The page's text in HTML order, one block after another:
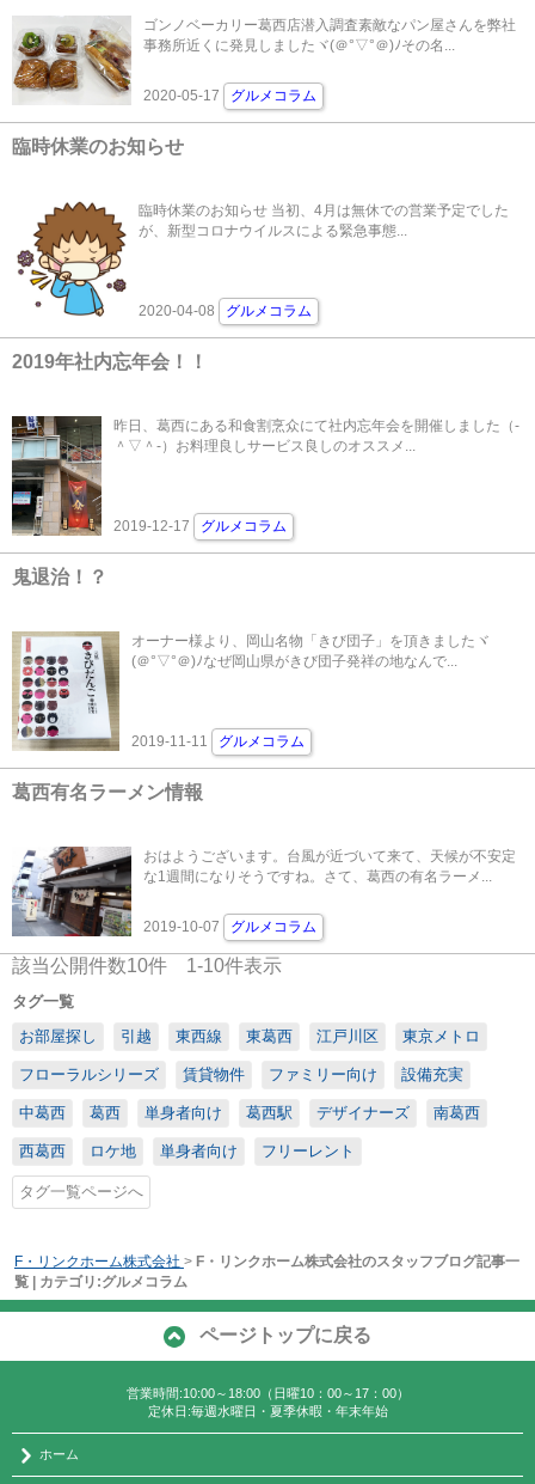
ゴンノベーカリー葛西店潜入調査素敵なパン屋さんを弊社
事務所近くに発見しましたヾ(＠°▽°＠)ﾉその名...
2020-05-17 グルメコラム
臨時休業のお知らせ
臨時休業のお知らせ 当初、4月は無休での営業予定でした
が、新型コロナウイルスによる緊急事態...
2020-04-08 グルメコラム
2019年社内忘年会！！
昨日、葛西にある和食割烹众にて社内忘年会を開催しました（‐
＾▽＾‐）お料理良しサービス良しのオススメ...
2019-12-17 グルメコラム
鬼退治！？
オーナー様より、岡山名物「きび団子」を頂きましたヾ
(＠°▽°＠)ﾉなぜ岡山県がきび団子発祥の地なんで...
2019-11-11 グルメコラム
葛西有名ラーメン情報
おはようございます。台風が近づいて来て、天候が不安定
な1週間になりそうですね。さて、葛西の有名ラーメ...
2019-10-07 グルメコラム
該当公開件数10件 1-10件表示
タグ一覧
お部屋探し
引越 東西線 東葛西 江戸川区 東京メトロ
フローラルシリーズ 賃貸物件 ファミリー向け 設備充実
中葛西 葛西 単身者向け 葛西駅 デザイナーズ 南葛西
西葛西 ロケ地 単身者向け フリーレント
タグ一覧ページへ
F・リンクホーム株式会社 > F・リンクホーム株式会社のスタッフブログ記事一
覧 | カテゴリ:グルメコラム
ページトップに戻る
営業時間:10:00～18:00（日曜10：00～17：00）
定休日:毎週水曜日・夏季休暇・年末年始
ホーム